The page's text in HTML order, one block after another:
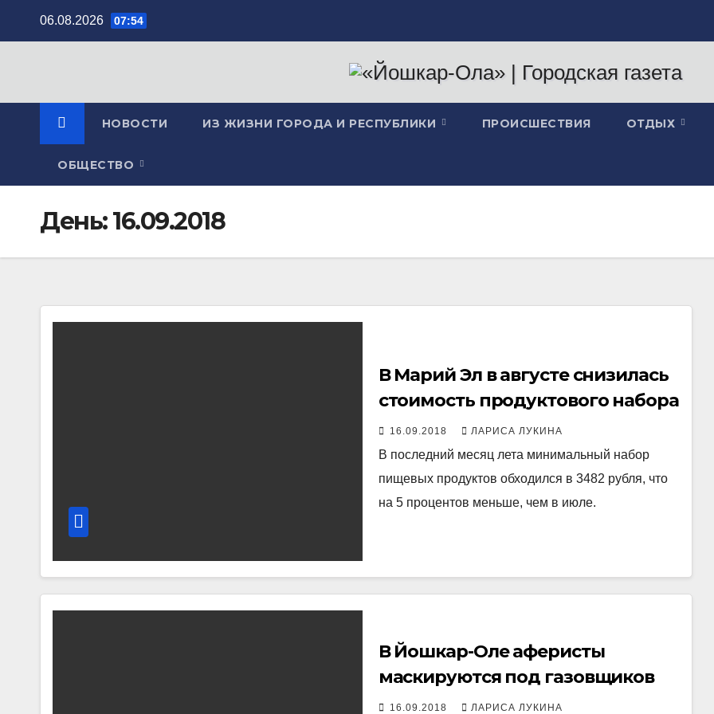
06.08.2026 07:54
НОВОСТИ ИЗ ЖИЗНИ ГОРОДА И РЕСПУБЛИКИ ПРОИСШЕСТВИЯ ОТДЫХ
ОБЩЕСТВО
День:16.09.2018
В Марий Эл в августе снизилась
стоимость продуктового набора
16.09.2018 ЛАРИСА ЛУКИНА
В последний месяц лета минимальный набор
пищевых продуктов обходился в 3482 рубля, что
на 5 процентов меньше, чем в июле.
В Йошкар-Оле аферисты
маскируются под газовщиков
16.09.2018 ЛАРИСА ЛУКИНА